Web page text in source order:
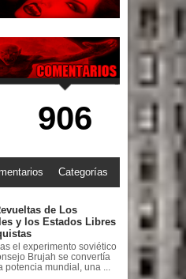
906
Categorías
de Los
y los Estados Libres
el experimento soviético
Brujah se convertía
potencia mundial, una ...